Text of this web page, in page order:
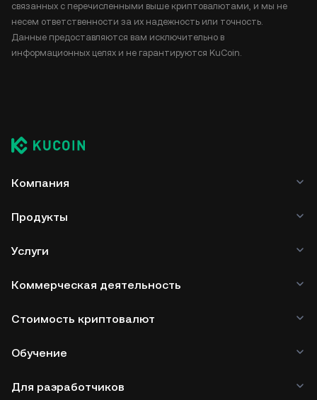
связанных с перечисленными выше криптовалютами, и мы не
несем ответственности за их надежность или точность.
Данные предоставляются вам исключительно в
информационных целях и не гарантируются KuCoin.
Компания
Продукты
Услуги
Коммерческая деятельность
Стоимость криптовалют
Обучение
Для разработчиков